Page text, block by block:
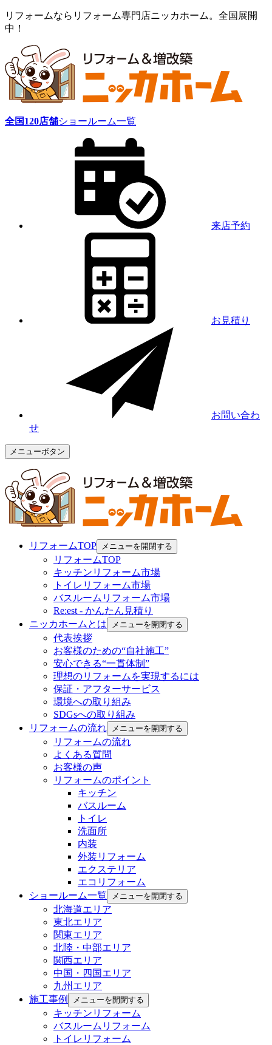
リフォームならリフォーム専門店ニッカホーム。全国展開
中！
全国120店舗ショールーム一覧
来店予約
お見積り
お問い合わ
せ
メニューボタン
リフォームTOP メニューを開閉する
リフォームTOP
キッチンリフォーム市場
トイレリフォーム市場
バスルームリフォーム市場
Re:est - かんたん見積り
ニッカホームとは
メニューを開閉する
代表挨拶
お客様のための“自社施工”
安心できる“一貫体制”
理想のリフォームを実現するには
保証・アフターサービス
環境への取り組み
SDGsへの取り組み
リフォームの流れ
メニューを開閉する
リフォームの流れ
よくある質問
お客様の声
リフォームのポイント
キッチン
バスルーム
トイレ
洗面所
内装
外装リフォーム
エクステリア
エコリフォーム
ショールーム一覧
メニューを開閉する
北海道エリア
東北エリア
関東エリア
北陸・中部エリア
関西エリア
中国・四国エリア
九州エリア
施工事例
メニューを開閉する
キッチンリフォーム
バスルームリフォーム
トイレリフォーム